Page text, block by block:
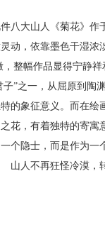
八大山人《菊花》作
动，依靠墨色干湿浓
，整幅作品显得宁静
子”之一，从屈原到陶
的象征意义。而在绘
花，有着独特的寄寓
个隐士，而是作为一
山人不再狂怪冷漠，